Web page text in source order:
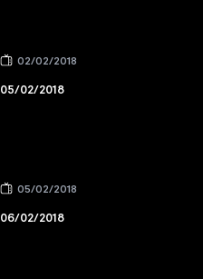
02/02/2018
05/02/2018
05/02/2018
06/02/2018